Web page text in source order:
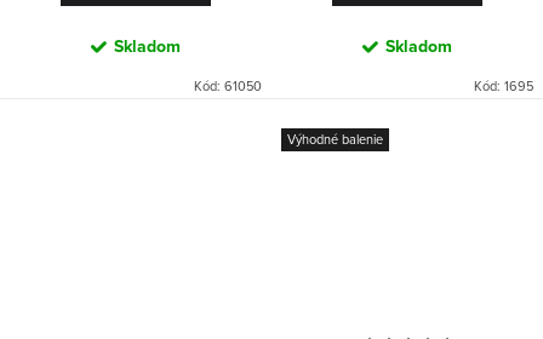
Skladom
Kód: 61050
Skladom
Kód: 1695
Výhodné balenie